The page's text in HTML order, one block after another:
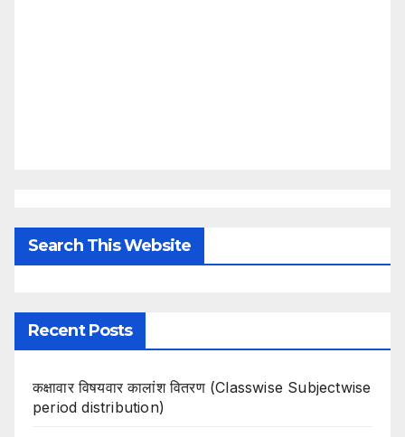
Search This Website
Recent Posts
कक्षावार विषयवार कालांश वितरण (Classwise Subjectwise
period distribution)